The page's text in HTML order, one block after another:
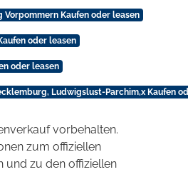
Vorpommern Kaufen oder leasen
oder leasen
oder leasen
Ludwigslust-Parchim,x Kaufen
vorbehalten.
zum offiziellen
und zu den offiziellen